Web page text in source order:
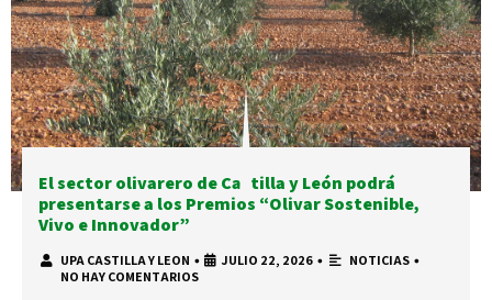
El sector olivarero de Castilla y León podrá
presentarse a los Premios “Olivar Sostenible,
Vivo e Innovador”
UPA CASTILLA Y LEON • JULIO 22, 2026 • NOTICIAS •
NO HAY COMENTARIOS